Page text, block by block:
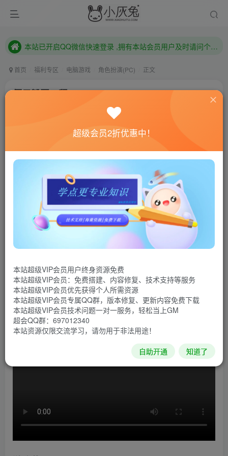
本站已开启QQ微信快速登录 ,拥有本站会员用户及时请问个人中心绑定！
首页 福利专区 电脑游戏 角色扮演(PC) 正文
僵尸毁灭工程/Project Zomboid
联网教程： 内附教程
单机教程： 内附教程
不懂的话联系客服！！！
本站的资源转载自国内外各大媒体和网络，仅供试玩体
验。如果您喜欢该游戏内容，请支持正版 →→→正版购买
游戏介绍
《僵尸毁灭工程》是一款末日生存模拟游戏。游戏中充
尸群拼斗以外，主角会经常奔跑在漆黑的雨夜，收集、打造
物品和工具，拯救危难中的女友，生存下去，等待阳光的降
临……
游戏视频
超级会员2折优惠中！
本站超级VIP会员用户终身资源免费
本站超级VIP会员：免费搭建、内容修复、技术支持等服务
本站超级VIP会员优先获得个人所需资源
本站超级VIP会员专属QQ群，版本修复、更新内容免费下载
本站超级VIP会员技术问题一对一服务，轻松当上GM
超会QQ群：697012340
本站资源仅限交流学习，请勿用于非法用途！
自助开通 知道了